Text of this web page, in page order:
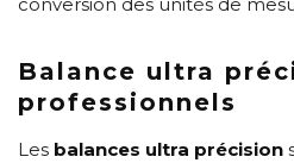
Balance ultra
professionnels
Les balances ultra précision